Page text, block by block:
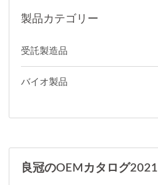
製品カテゴリー
受託製造品
バイオ製品
良冠のOEMカタログ2021